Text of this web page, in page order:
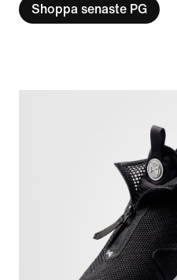
Shoppa senaste PG